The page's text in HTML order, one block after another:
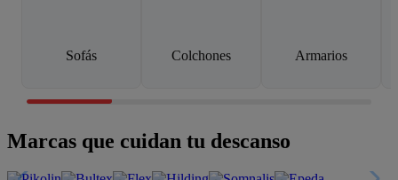
Sofás Colchones Armarios
Marcas que cuidan tu descanso